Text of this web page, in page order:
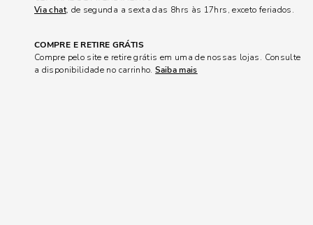
Via chat, de segunda a sexta das 8hrs às 17hrs, exceto feriados.
COMPRE E RETIRE GRÁTIS
Compre pelo site e retire grátis em uma de nossas lojas. Consulte
a disponibilidade no carrinho.Saiba mais